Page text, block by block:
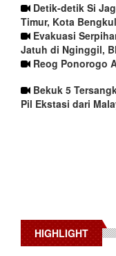
Detik-detik Si
Timur, Kota
Evakuasi
Jatuh di Nginggil,
Reog Ponorogo
Bekuk 5
Pil Ekstasi dari
HIGHLIGHT